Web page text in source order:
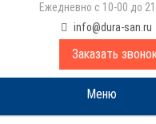
Ежедневно с 10-00 до
info@dura-san.ru
Заказать
Меню